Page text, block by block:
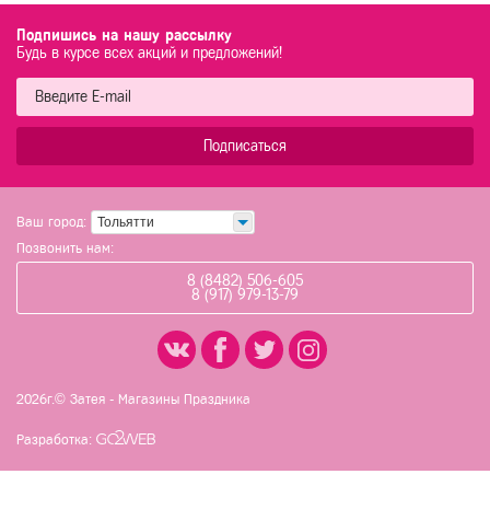
Подпишись на нашу рассылку
Будь в курсе всех акций и предложений!
Подписаться
Ваш город: Тольятти
Позвонить нам:
8 (8482) 506-605
8 (917) 979-13-79
2026г.© Затея - Магазины Праздника
Разработка: